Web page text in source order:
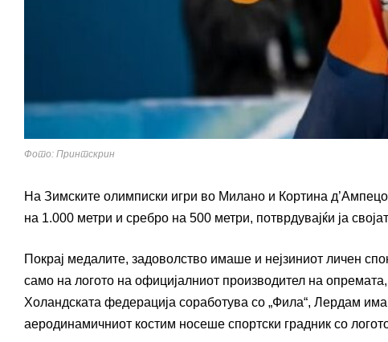
Фото: Принтскрин
На Зимските олимписки игри во Милано и Кортина
на 1.000 метри и сребро на 500 метри, потврдувајќи ја
Покрај медалите, задоволство имаше и нејзиниот личен
само на логото на официјалниот производител на
Холандската федерација соработува со „Фила“, Лердам
аеродинамичниот костим носеше спортски градник со